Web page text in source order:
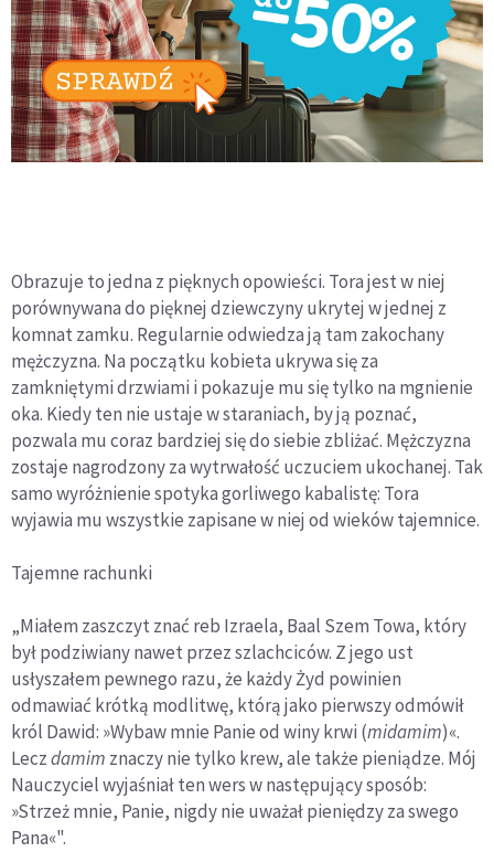
Obrazuje to jedna z pięknych opowieści. Tora jest w niej
porównywana do pięknej dziewczyny ukrytej w jednej z
komnat zamku. Regularnie odwiedza ją tam zakochany
mężczyzna. Na początku kobieta ukrywa się za
zamkniętymi drzwiami i pokazuje mu się tylko na mgnienie
oka. Kiedy ten nie ustaje w staraniach, by ją poznać,
pozwala mu coraz bardziej się do siebie zbliżać. Mężczyzna
zostaje nagrodzony za wytrwałość uczuciem ukochanej. Tak
samo wyróżnienie spotyka gorliwego kabalistę: Tora
wyjawia mu wszystkie zapisane w niej od wieków tajemnice.
Tajemne rachunki
„Miałem zaszczyt znać reb Izraela, Baal Szem Towa, który
był podziwiany nawet przez szlachciców. Z jego ust
usłyszałem pewnego razu, że każdy Żyd powinien
odmawiać krótką modlitwę, którą jako pierwszy odmówił
król Dawid: »Wybaw mnie Panie od winy krwi (midamim)«.
Leczdamim znaczy nie tylko krew, ale także pieniądze. Mój
Nauczyciel wyjaśniał ten wers w następujący sposób:
»Strzeż mnie, Panie, nigdy nie uważał pieniędzy za swego
Pana«".